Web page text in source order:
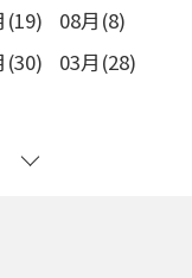
(19)
08月(8)
(30)
03月(28)